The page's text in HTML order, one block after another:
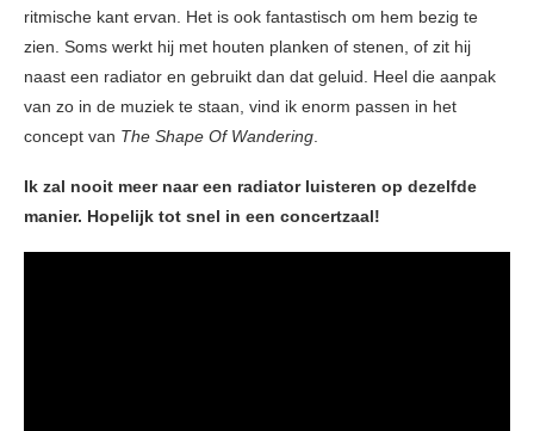
ritmische kant ervan. Het is ook fantastisch om hem bezig te
zien. Soms werkt hij met houten planken of stenen, of zit hij
naast een radiator en gebruikt dan dat geluid. Heel die aanpak
van zo in de muziek te staan, vind ik enorm passen in het
concept van The Shape Of Wandering.
Ik zal nooit meer naar een radiator luisteren op dezelfde
manier. Hopelijk tot snel in een concertzaal!